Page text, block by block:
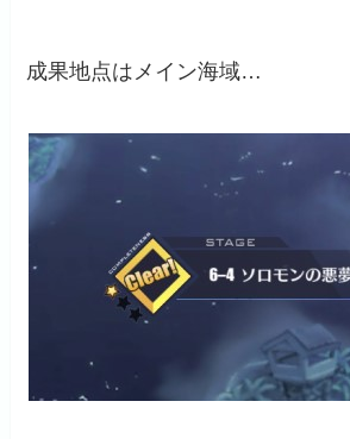
成果地点はメイン海域…